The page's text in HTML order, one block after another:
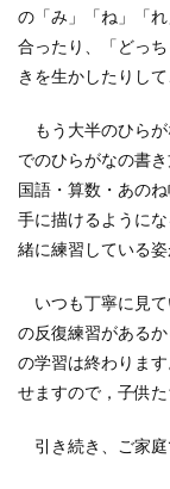
の「み」「ね」「
合ったり、「どっ
きを生かしたりし
もう大半のひらが
でのひらがなの書
国語・算数・あの
手に描けるように
緒に練習している姿
いつも丁寧に見て
の反復練習がある
の学習は終わりま
せますので，子供た
引き続き、ご家庭